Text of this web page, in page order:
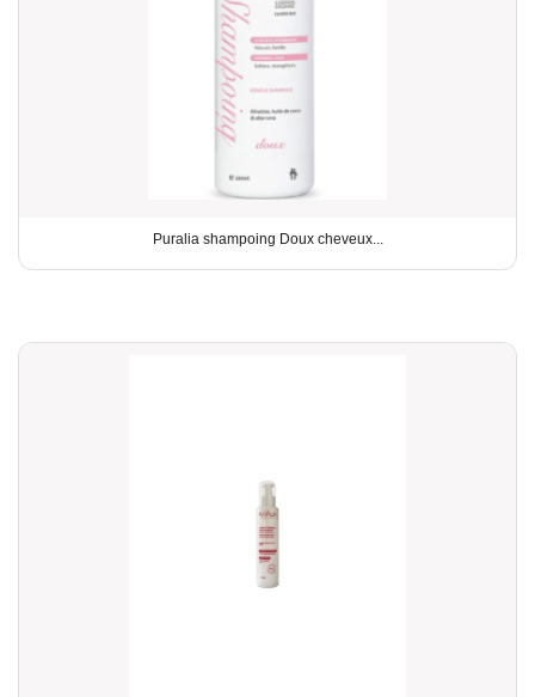
Puralia shampoing Doux cheveux...